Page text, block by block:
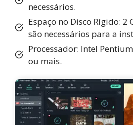
necessários.
Espaço no Disco Rígido: 2
são necessários para a
Processador: Intel
ou mais.